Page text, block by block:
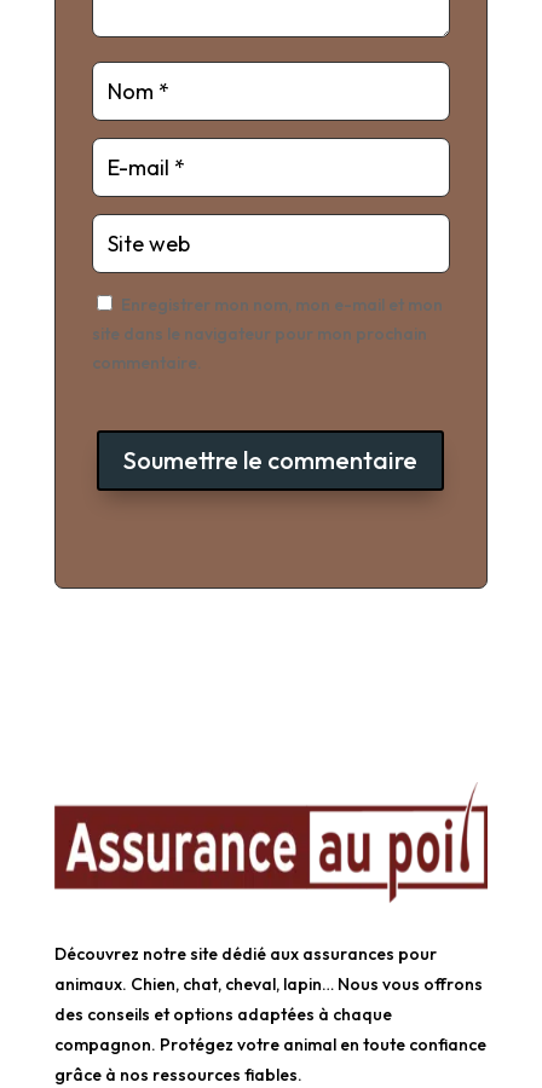
Enregistrer mon nom, mon e-mail et mon
site dans le navigateur pour mon prochain
commentaire.
Soumettre le commentaire
Découvrez notre site dédié aux assurances pour
animaux. Chien, chat, cheval, lapin… Nous vous offrons
des conseils et options adaptées à chaque
compagnon. Protégez votre animal en toute confiance
grâce à nos ressources fiables.